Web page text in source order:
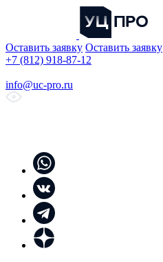
Оставить заявку Оставить заявку
+7 (812) 918-87-12
info@uc-pro.ru